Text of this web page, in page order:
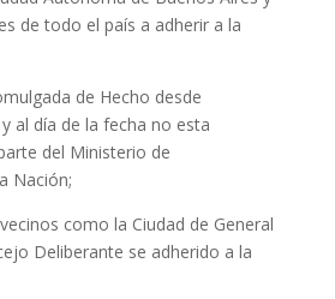
de todo el país a adherir a la
de Hecho desde
al día de la fecha no esta
del Ministerio de
Nación;
como la Ciudad de General
Deliberante se adherido a la